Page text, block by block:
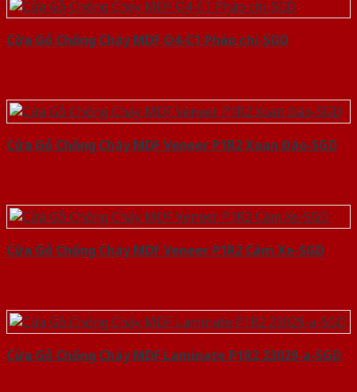
Cửa Gỗ Chống Cháy MDF O4-C1 Phào chi-SGD
Cửa Gỗ Chống Cháy MDF Veneer P1R2 Xoan Đào-SGD
Cửa Gỗ Chống Cháy MDF Veneer P1R2 Căm Xe-SGD
Cửa Gỗ Chống Cháy MDF Laminate P1R2 23029-a-SGD